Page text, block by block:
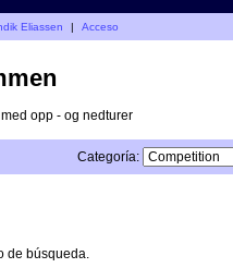
Eliassen | Acceso
opp - og nedturer
Categoría:
de búsqueda.